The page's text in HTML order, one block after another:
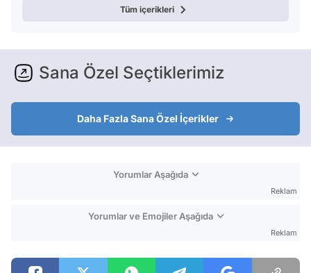
Tüm içerikleri
Sana Özel Seçtiklerimiz
Daha Fazla Sana Özel İçerikler
Yorumlar Aşağıda
Reklam
Yorumlar ve Emojiler Aşağıda
Reklam